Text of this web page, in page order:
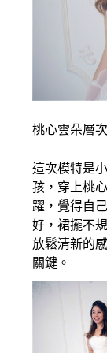
桃心雲朵層
這次模特是
孩，穿上桃
躍，覺得自
好，裙擺不
放鬆清新的
關鍵。